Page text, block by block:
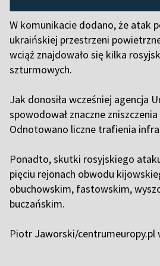
W komunikacie dodano, że atak
ukraińskiej przestrzeni
wciąż znajdowało się kilka
szturmowych.
Jak donosiła wcześniej agencja
spowodował znaczne
Odnotowano liczne trafienia
Ponadto, skutki rosyjskiego
pięciu rejonach obwodu
obuchowskim, fastowskim,
buczańskim.
Piotr Jaworski/centrumeuropy.pl